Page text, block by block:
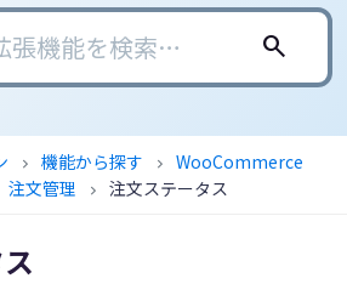
search
chevron_right 機能から探す chevron_right
WooCommerce
注文管理 chevron_right 注文ステータス